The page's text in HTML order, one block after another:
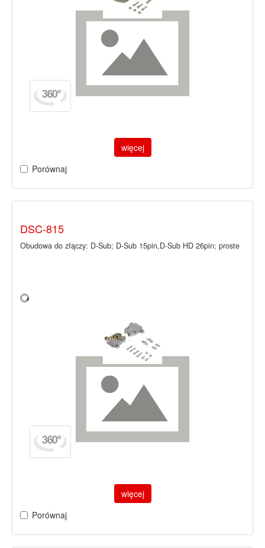
więcej
Porównaj
DSC-815
Obudowa do złączy: D-Sub; D-Sub 15pin,D-Sub HD 26pin; proste
więcej
Porównaj